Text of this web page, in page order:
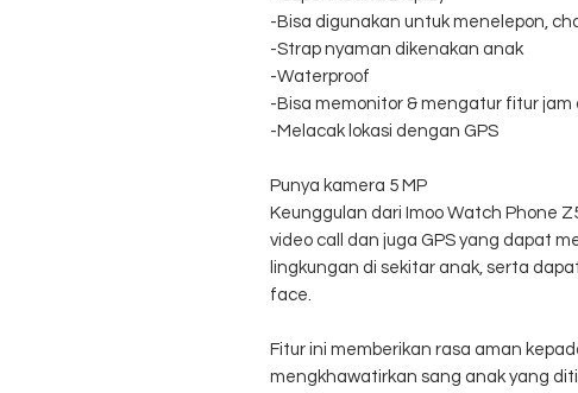
-Bisa digunakan untuk menelepon,
-Strap nyaman dikenakan anak
-Waterproof
-Bisa memonitor & mengatur fitur
-Melacak lokasi dengan GPS
Punya kamera 5 MP
Keunggulan dari Imoo Watch Phone
video call dan juga GPS yang dapat
lingkungan di sekitar anak, serta
face.
Fitur ini memberikan rasa aman
mengkhawatirkan sang anak yang